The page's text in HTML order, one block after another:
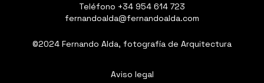
Teléfono +34 954 614 723
fernandoalda@fernandoalda.com
©2024 Fernando Alda, fotografía de Arquitectura
Aviso legal